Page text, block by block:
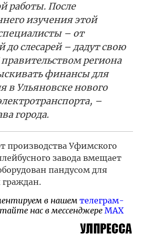
работы. После
изучения этой
– от
до слесарей – дадут свою
региона
финансы для
в Ульяновске нового
–
города.
производства Уфимского
завода вмещает
пандусом для
в нашем телеграм-
нас в мессенджере MAX